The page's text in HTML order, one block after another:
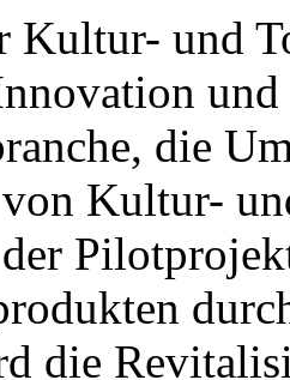
Kultur- und
die
Kultur-
die